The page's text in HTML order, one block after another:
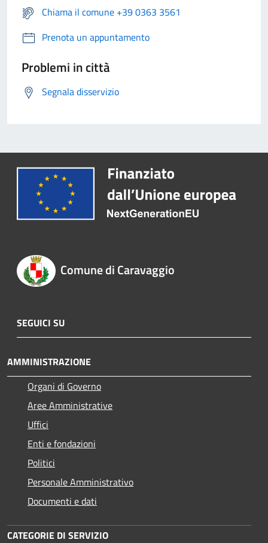
Chiama il comune +39 0363 3561
Prenota un appuntamento
Problemi in città
Segnala disservizio
Comune di Caravaggio
SEGUICI SU
AMMINISTRAZIONE
Organi di Governo
Aree Amministrative
Uffici
Enti e fondazioni
Politici
Personale Amministrativo
Documenti e dati
CATEGORIE DI SERVIZIO